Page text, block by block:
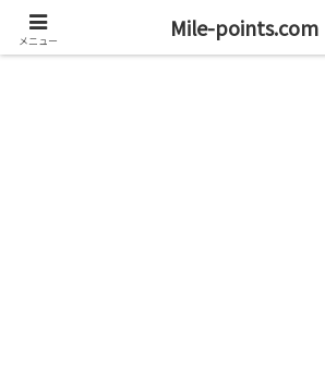
資産1億円を目指すブログと旅
メニュー Mile-points.com